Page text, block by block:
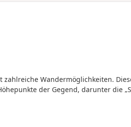
Wandermöglichkeiten.
der Gegend, darunter die